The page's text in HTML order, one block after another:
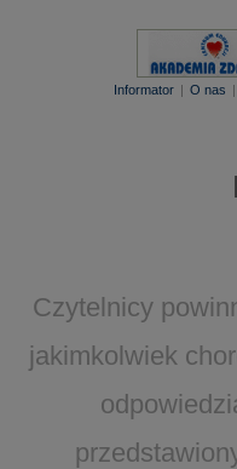
Informator | O nas |
Czytelnicy
jakimkolwiek